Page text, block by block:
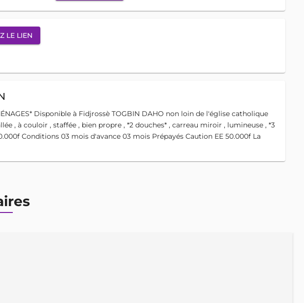
LE LIEN
Disponible à Fidjrossè TOGBIN DAHO non loin de l'église catholique
, à couloir , staffée , bien propre , *2 douches* , carreau miroir , lumineuse , *3
Conditions 03 mois d'avance 03 mois Prépayés Caution EE 50.000f La